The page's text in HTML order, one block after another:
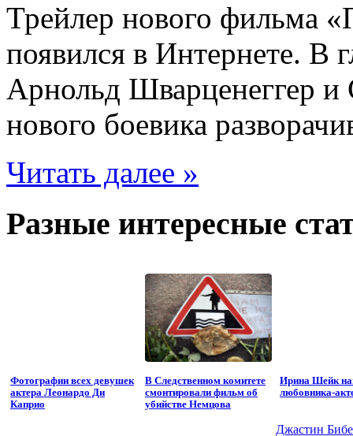
Трейлер нового фильма
появился в Интернете. В
Арнольд Шварценеггер и
нового боевика
Читать далее »
Разные интересные
Фотографии всех девушек
актера Леонардо Ди
Каприо
В Следственном комитете
смонтировали фильм об
убийстве Немцова
Ирина Шейк
любовника-
Джастин